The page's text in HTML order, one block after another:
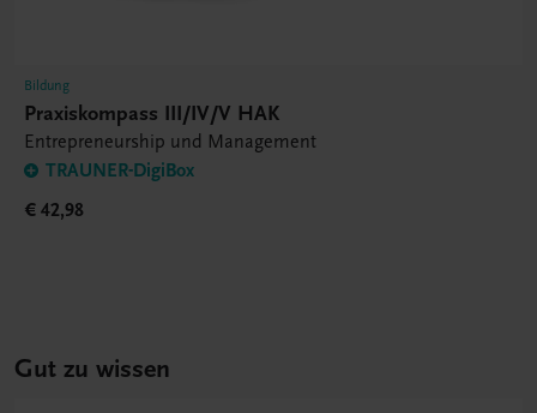
Bildung
Praxiskompass III/IV/V HAK
Entrepreneurship und Management
TRAUNER-DigiBox
€ 42,98
Gut zu wissen